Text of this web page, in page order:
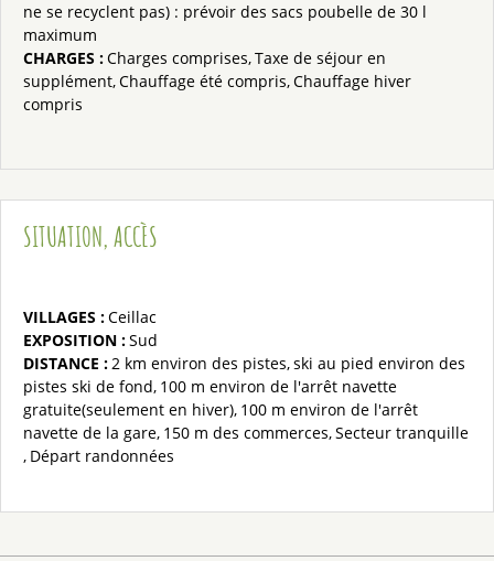
ne se recyclent pas) : prévoir des sacs poubelle de 30 l
maximum
CHARGES :Charges comprises Taxe de séjour en
supplément Chauffage été compris Chauffage hiver
compris
SITUATION, ACCÈS
VILLAGES :Ceillac
EXPOSITION :Sud
DISTANCE :2 km environ des pistes ski au pied environ des
pistes ski de fond 100 m environ de l'arrêt navette
gratuite(seulement en hiver) 100 m environ de l'arrêt
navette de la gare 150 m des commerces Secteur tranquille
Départ randonnées